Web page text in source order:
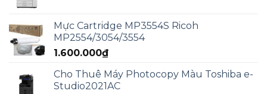
2.000.000₫.là:
Mực Cartridge MP3554S Ricoh
MP2554/3054/3554
1.600.000₫
Cho Thuê Máy Photocopy Màu Toshiba e-
Studio2021AC